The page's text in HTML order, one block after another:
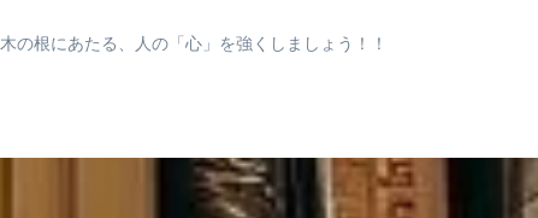
木の根にあたる、人の「心」を強くしましょう！！